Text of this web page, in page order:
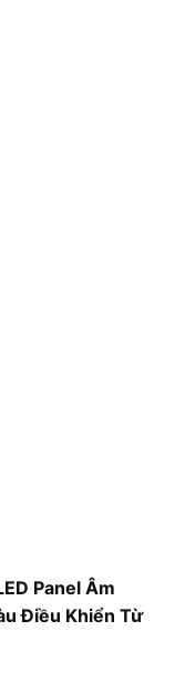
Panel Âm
Điều Khiển Từ